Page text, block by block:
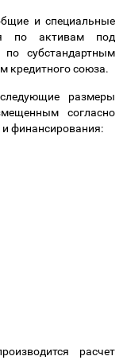
и специальные
по активам под
субстандартным
кредитного союза.
размеры
согласно
финансирования:
расчет